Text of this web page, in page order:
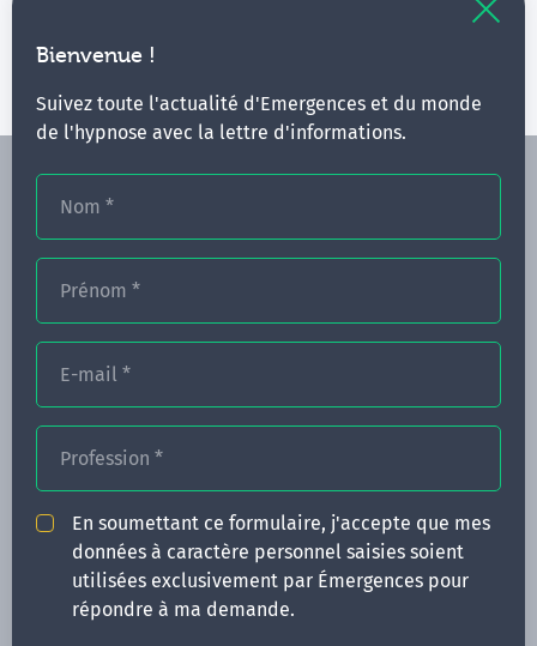
Bienvenue !
Suivez toute l'actualité d'Emergences et du monde
de l'hypnose avec la lettre d'informations.
Nom *
Prénom *
E-mail *
Profession *
En soumettant ce formulaire, j'accepte que mes
données à caractère personnel saisies soient
utilisées exclusivement par Émergences pour
répondre à ma demande.
Vous pouvez renouveler votre requête en élargissant
CONGRÈS
ACTUALITÉS
INFOS PRATIQUES
Qui sommes-nous ?
CONTACT